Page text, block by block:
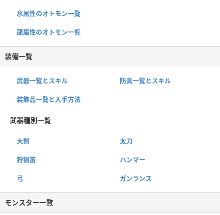
氷属性のオトモン一覧
龍属性のオトモン一覧
装備一覧
武器一覧とスキル 防具一覧とスキル
装飾品一覧と入手方法
武器種別一覧
大剣 太刀
狩猟笛 ハンマー
弓 ガンランス
モンスター一覧